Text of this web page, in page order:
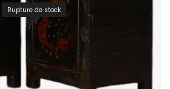
Rupture de stock